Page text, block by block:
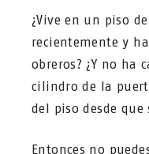
¿Vive en un piso
recientemente y
obreros? ¿Y no ha
cilindro de la
del piso desde que
Entonces no